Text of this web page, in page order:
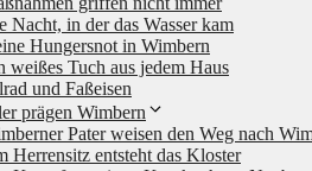
Nacht, in der das Wasser kam
Hungersnot in Wimbern
weißes Tuch aus jedem Haus
und Faßeisen
prägen Wimbern
Pater weisen den Weg nach
Herrensitz entsteht das Kloster